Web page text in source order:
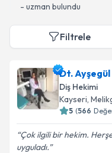
- uzman bulundu
Filtrele
Dt.
Diş Hekimi
Kayseri,
5 (566
Çok ilgili bir hekim.
uyguladı.